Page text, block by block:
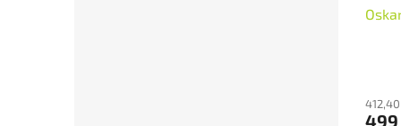
499